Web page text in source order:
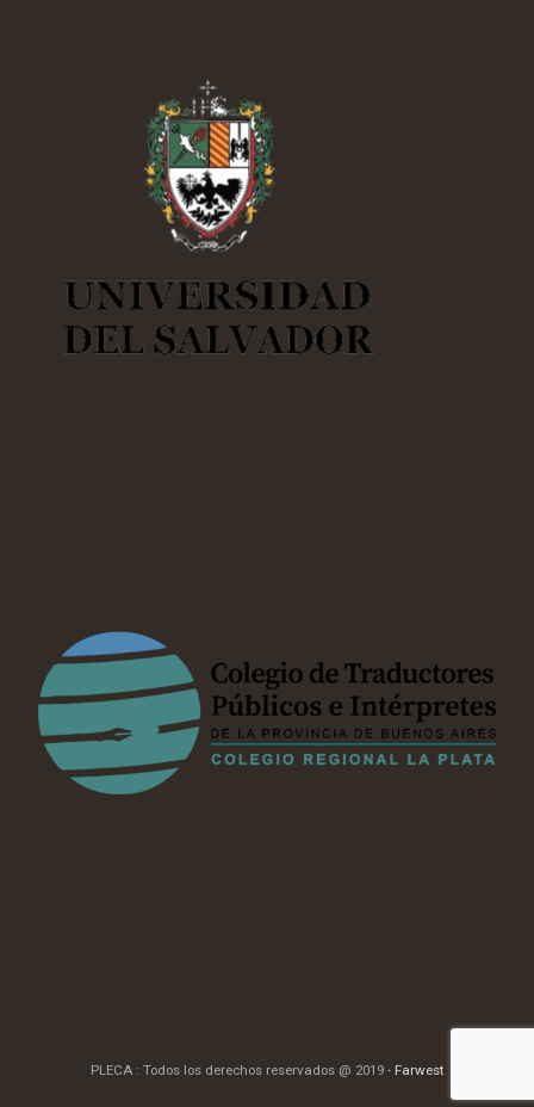
PLECA : Todos los derechos reservados @ 2019 - Farwest